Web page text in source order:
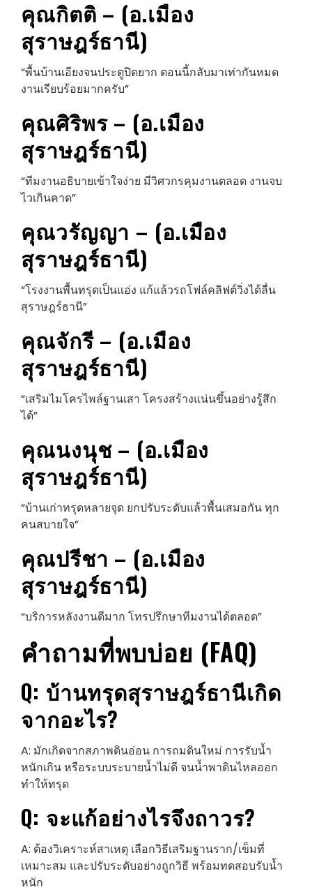
คุณกิตติ – (อ.เมือง
สุราษฎร์ธานี)
“พื้นบ้านเอียงจนประตูปิดยาก ตอนนี้กลับมาเท่ากันหมด
งานเรียบร้อยมากครับ”
คุณศิริพร – (อ.เมือง
สุราษฎร์ธานี)
“ทีมงานอธิบายเข้าใจง่าย มีวิศวกรคุมงานตลอด งานจบ
ไวเกินคาด”
คุณวรัญญา – (อ.เมือง
สุราษฎร์ธานี)
“โรงงานพื้นทรุดเป็นแอ่ง แก้แล้วรถโฟล์คลิฟต์วิ่งได้ลื่น
สุราษฎร์ธานี”
คุณจักรี – (อ.เมือง
สุราษฎร์ธานี)
“เสริมไมโครไพล์ฐานเสา โครงสร้างแน่นขึ้นอย่างรู้สึก
ได้”
คุณนงนุช – (อ.เมือง
สุราษฎร์ธานี)
“บ้านเก่าทรุดหลายจุด ยกปรับระดับแล้วพื้นเสมอกัน ทุก
คนสบายใจ”
คุณปรีชา – (อ.เมือง
สุราษฎร์ธานี)
“บริการหลังงานดีมาก โทรปรึกษาทีมงานได้ตลอด”
คำถามที่พบบ่อย (FAQ)
Q: บ้านทรุดสุราษฎร์ธานีเกิด
จากอะไร?
A: มักเกิดจากสภาพดินอ่อน การถมดินใหม่ การรับน้ำ
หนักเกิน หรือระบบระบายน้ำไม่ดี จนน้ำพาดินไหลออก
ทำให้ทรุด
Q: จะแก้อย่างไรจึงถาวร?
A: ต้องวิเคราะห์สาเหตุ เลือกวิธีเสริมฐานราก/เข็มที่
เหมาะสม และปรับระดับอย่างถูกวิธี พร้อมทดสอบรับน้ำ
หนัก